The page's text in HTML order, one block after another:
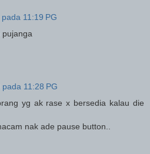
11:19 PG
11:28 PG
yg ak rase x bersedia kalau die
nak ade pause button..